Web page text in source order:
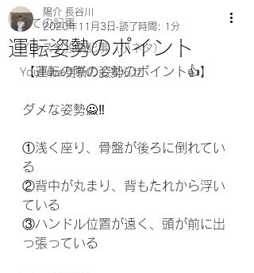
全ての記事
インスタ投稿記事（小ネタ）
YouTube更新のお知らせ
運転姿勢のポイント
陽介 長谷川
2020年11月3日 読了時間: 1分
【運転の際の姿勢のポイント👍】﻿
ダメな姿勢🙅‼️﻿
①浅く座り、骨盤が後ろに倒れてい
る﻿
②背中が丸まり、背もたれから浮い
ている﻿
③ハンドル位置が遠く、頭が前に出
っ張っている﻿